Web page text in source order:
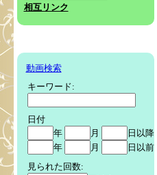
相互リンク
動画検索
キーワード:
日付
年
月
日以降
年
月
日以前
見られた回数: